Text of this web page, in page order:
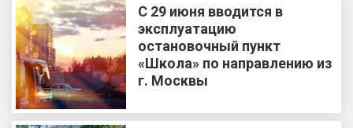
С 29 июня вводится в
эксплуатацию
остановочный пункт
«Школа» по направлению из
г. Москвы